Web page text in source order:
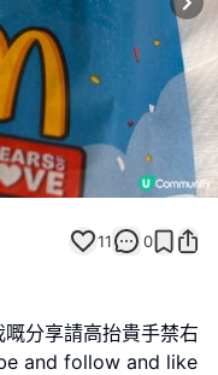
11 0
分享請高抬貴手禁右
and follow and like